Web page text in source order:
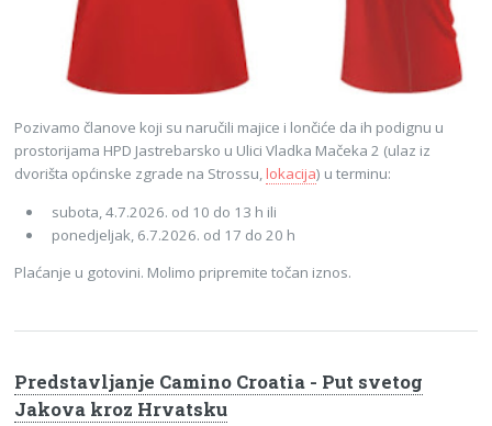
Pozivamo članove koji su naručili majice i lončiće da ih podignu u
prostorijama HPD Jastrebarsko u Ulici Vladka Mačeka 2 (ulaz iz
dvorišta općinske zgrade na Strossu,lokacija) u terminu:
subota, 4.7.2026. od 10 do 13 h ili
ponedjeljak, 6.7.2026. od 17 do 20 h
Plaćanje u gotovini. Molimo pripremite točan iznos.
Predstavljanje Camino Croatia - Put svetog
Jakova kroz Hrvatsku